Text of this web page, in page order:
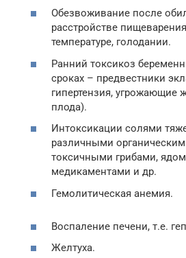
Обезвоживание после
расстройстве
температуре, голодании.
Ранний токсикоз
сроках – предвестники
гипертензия, угрожающие
плода).
Интоксикации солями
различными
токсичными грибами,
медикаментами и др.
Гемолитическая анемия.
Воспаление печени, т.е.
Желтуха.